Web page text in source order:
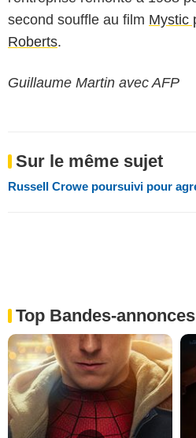
second souffle au film Mystic
Roberts.
Guillaume Martin avec AFP
Sur le même sujet
Russell Crowe poursuivi pour
Top Bandes-annonces